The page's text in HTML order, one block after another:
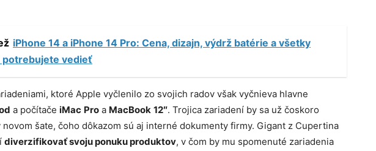
iPhone 14 a iPhone 14 Pro: Cena, dizajn, výdrž batérie a všetky
potrebujete vedieť
ktoré Apple vyčlenilo zo svojich radov však vyčnieva hlavne
a počítače iMac Pro a MacBook 12″. Trojica zariadení by sa už čoskoro
šate, čoho dôkazom sú aj interné dokumenty firmy. Gigant z Cupertina
diverzifikovať svoju ponuku produktov, v čom by mu spomenuté zariadenia